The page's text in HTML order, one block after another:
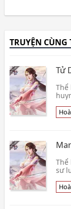
TRUYỆN CÙNG
Tử
Thể
Thể
sư